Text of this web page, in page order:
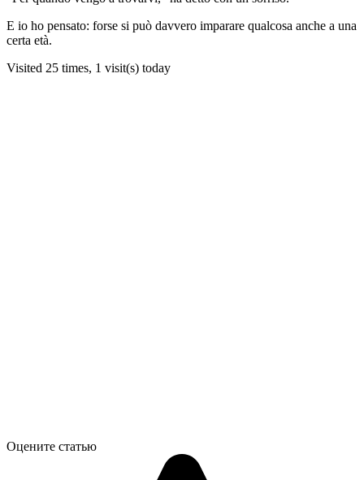
E io ho pensato: forse si può davvero imparare qualcosa anche a una
certa età.
Visited 25 times, 1 visit(s) today
Оцените статью